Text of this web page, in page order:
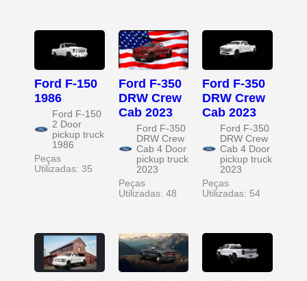
Ford F-150
1986
Ford F-150
2 Door
pickup truck
1986
Peças
Utilizadas: 35
Ford F-350
DRW Crew
Cab 2023
Ford F-350
DRW Crew
Cab 4 Door
pickup truck
2023
Peças
Utilizadas: 48
Ford F-350
DRW Crew
Cab 2023
Ford F-350
DRW Crew
Cab 4 Door
pickup truck
2023
Peças
Utilizadas: 54